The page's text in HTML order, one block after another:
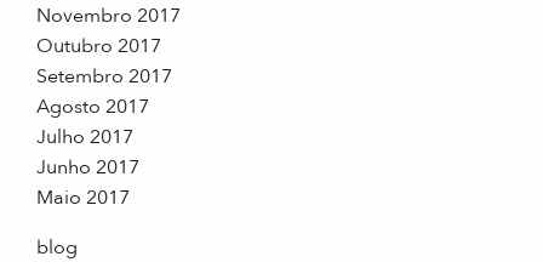
Novembro 2017
Outubro 2017
Setembro 2017
Agosto 2017
Julho 2017
Junho 2017
Maio 2017
blog